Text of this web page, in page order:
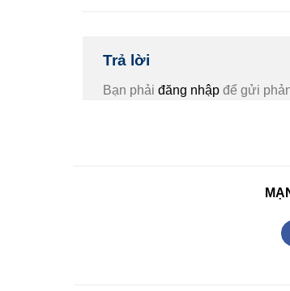
Trả lời
Bạn phải đăng nhập để gửi